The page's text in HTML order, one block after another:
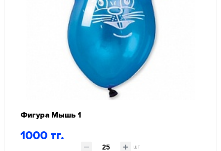
Фигура Мышь 1
1000 тг.
шт